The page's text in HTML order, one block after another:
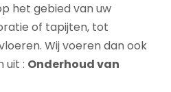
het gebied van uw
of tapijten, tot
Wij voeren dan ook
uit : Onderhoud van